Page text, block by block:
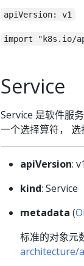
apiVersion: v1
import "k8s.io/
Service
Service 是软件服
一个选择算符， 选
apiVersion: v1
kind: Service
metadata (
标准的对象元
architecture/